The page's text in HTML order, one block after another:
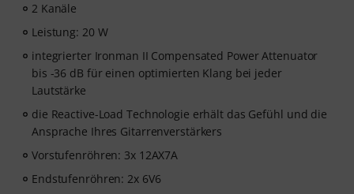
2 Kanäle
Leistung: 20 W
integrierter Ironman II Compensated Power Attenuator
bis -36 dB für einen optimierten Klang bei jeder
Lautstärke
die Reactive-Load Technologie erhält das Gefühl und die
Ansprache Ihres Gitarrenverstärkers
Vorstufenröhren: 3x 12AX7A
Endstufenröhren: 2x 6V6